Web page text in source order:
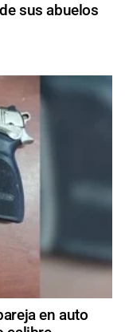
sus abuelos
en auto